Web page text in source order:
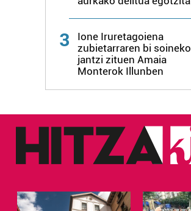
3
Ione Iruretagoiena
zubietarraren bi soineko
jantzi zituen Amaia
Monterok Illunben